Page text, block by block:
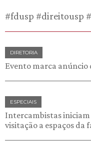
#fdusp #direitousp
DIRETORIA
Evento marca anúncio
ESPECIAIS
Intercambistas iniciam
visitação a espaços da